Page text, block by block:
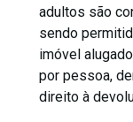
adultos são
sendo
imóvel
por pessoa,
direito à